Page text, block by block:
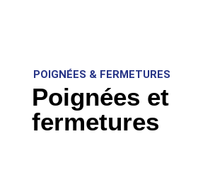
POIGNÉES & FERMETURES
Poignées et
fermetures